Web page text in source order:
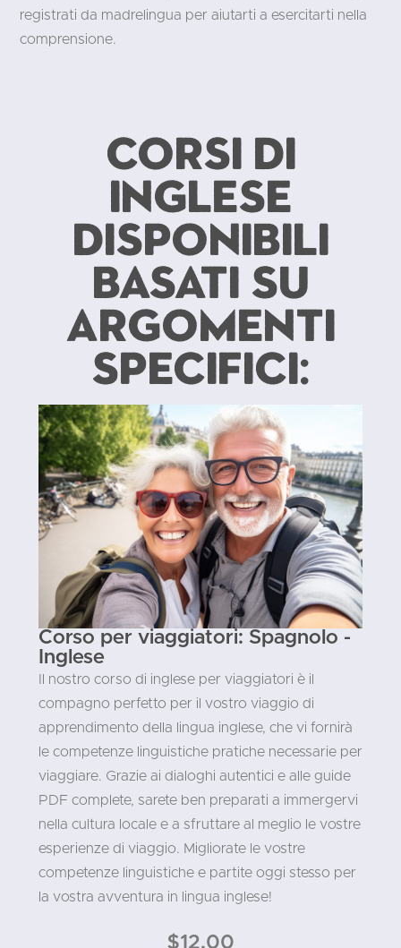
registrati da madrelingua per aiutarti a esercitarti nella
comprensione.
Corsi di
inglese
disponibili
basati su
argomenti
specifici:
Corso per viaggiatori: Spagnolo -
Inglese
Il nostro corso di inglese per viaggiatori è il
compagno perfetto per il vostro viaggio di
apprendimento della lingua inglese, che vi fornirà
le competenze linguistiche pratiche necessarie per
viaggiare. Grazie ai dialoghi autentici e alle guide
PDF complete, sarete ben preparati a immergervi
nella cultura locale e a sfruttare al meglio le vostre
esperienze di viaggio. Migliorate le vostre
competenze linguistiche e partite oggi stesso per
la vostra avventura in lingua inglese!
$12.00